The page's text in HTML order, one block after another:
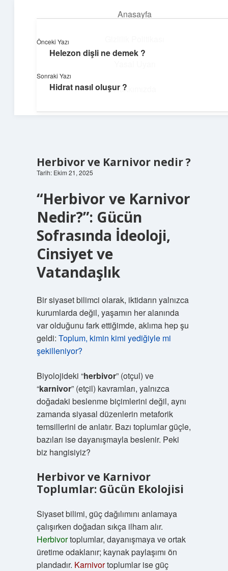
Anasayfa
Hakkımızda
Neşeli Fikir Köşesi
Hayatına neşe katan kısa hikayeler!
Herbivor ve Karnivor nedir ?
Tarih: Ekim 21, 2025
“Herbivor ve Karnivor
Nedir?”: Gücün
Sofrasında İdeoloji,
Cinsiyet ve
Vatandaşlık
Bir siyaset bilimci olarak, iktidarın yalnızca
kurumlarda değil, yaşamın her alanında
var olduğunu fark ettiğimde, aklıma hep şu
geldi: Toplum, kimin kimi yediğiyle mi
şekilleniyor?
Biyolojideki “herbivor” (otçul) ve
“karnivor” (etçil) kavramları, yalnızca
doğadaki beslenme biçimlerini değil, aynı
zamanda siyasal düzenlerin metaforik
temsillerini de anlatır. Bazı toplumlar güçle,
bazıları ise dayanışmayla beslenir. Peki
biz hangisiyiz?
Herbivor ve Karnivor
Toplumlar: Gücün Ekolojisi
Siyaset bilimi, güç dağılımını anlamaya
çalışırken doğadan sıkça ilham alır.
Herbivortoplumlar, dayanışmaya ve ortak
üretime odaklanır; kaynak paylaşımı ön
plandadır. Karnivortoplumlar ise güç
Önceki Yazı
Helezon dişli ne demek ?
Sonraki Yazı
Hidrat nasıl oluşur ?